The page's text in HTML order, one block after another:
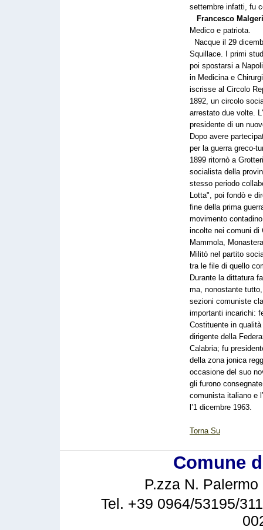
settembre infatti, fu
Francesco Malgeri
Medico e patriota.
Nacque il 29
Squillace. I primi
poi spostarsi a
in Medicina e
iscrisse al Circolo
1892, un circolo
arrestato due volte.
presidente di un
Dopo avere
per la guerra greco-
1899 ritornò a
socialista della
stesso periodo
Lotta", poi fondò e
fine della prima
movimento
incolte nei comuni di
Mammola,
Militò nel partito
tra le file di quello
Durante la dittatura
ma, nonostante
sezioni comuniste
importanti incarichi:
Costituente in
dirigente della
Calabria; fu
della zona jonica
occasione del suo
gli furono
comunista italiano e
l’1 dicembre 1963.
Torna Su
Comune
P.zza N.
Tel. +39 0964/53195/